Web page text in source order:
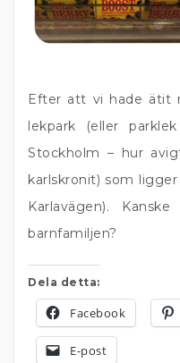
Efter att vi hade ätit
lekpark (eller
Stockholm – hur
karlskronit) som
Karlavägen).
barnfamiljen?
Dela detta:
Facebook
E-post